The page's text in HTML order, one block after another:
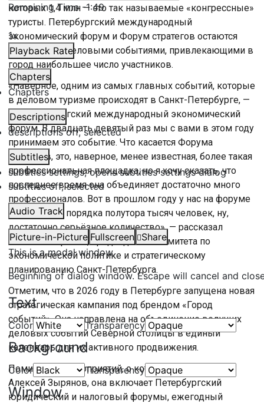
Remaining Time-1:49
1x
Playback Rate
Chapters
Chapters
Descriptions
descriptions off, selected
Subtitles
subtitles settings, opens subtitles settings dialog
subtitles off, selected
Audio Track
Picture-in-Picture Fullscreen
Share
This is a modal window.
Beginning of dialog window. Escape will cancel and
Text
Color Transparency
Background
Color Transparency
Window
которых 1,4 млн — это так называемые «конгрессные»
туристы. Петербургский международный
экономический форум и Форум стратегов остаются
ключевыми деловыми событиями, привлекающими в
город наибольшее число участников.
«Наверное, одним из самых главных событий, которые
в деловом туризме происходят в Санкт-Петербурге, —
это Петербургский международный экономический
форум. В двадцать девятый раз мы с вами в этом году
принимаем это событие. Что касается Форума
стратегов, это, наверное, менее известная, более такая
профессиональная площадка, но я хочу сказать, что
последнее время она объединяет достаточно много
профессионалов. Вот в прошлом году у нас на форуме
участвовало порядка полутора тысяч человек, ну,
достаточно серьёзное количество», — рассказал
Алексей Зырянов, председатель Комитета по
экономической политике и стратегическому
планированию Санкт-Петербурга.
Отметим, что в 2026 году в Петербурге запущена новая
стратегическая кампания под брендом «Город
событий». Она направлена на объединение ведущих
деловых событий Северной столицы в единый
календарь для их активного продвижения.
Помимо тех мероприятий, о которых рассказал
Алексей Зырянов, она включает Петербургский
юридический и налоговый форумы, ежегодный